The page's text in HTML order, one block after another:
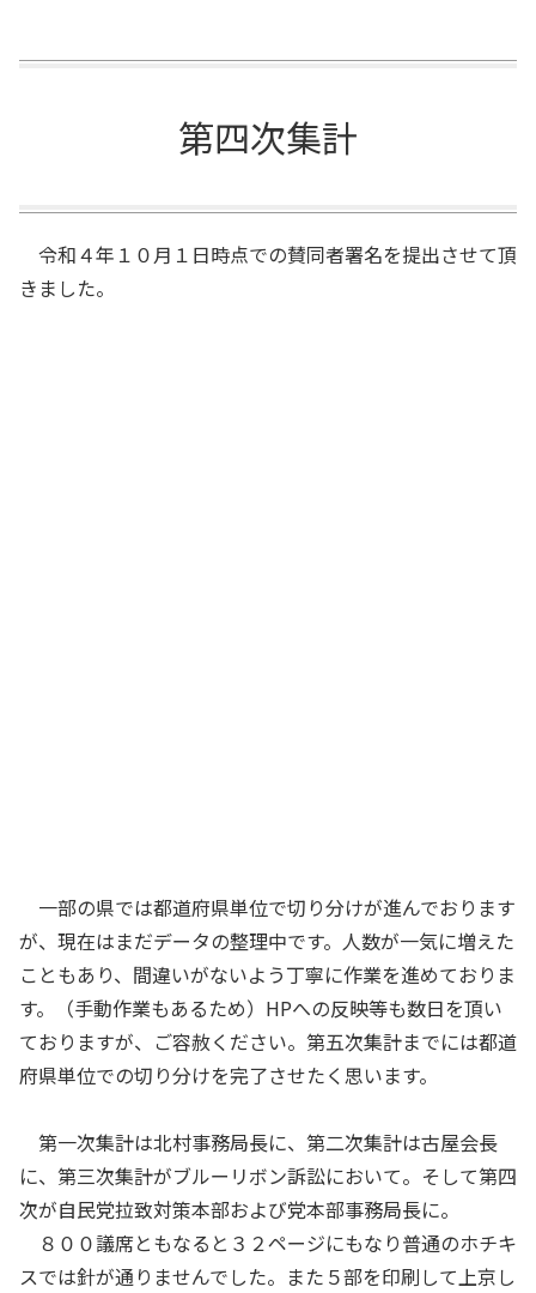
第四次集計
令和４年１０月１日時点での賛同者署名を提出させて頂
きました。
一部の県では都道府県単位で切り分けが進んでおります
が、現在はまだデータの整理中です。人数が一気に増えた
こともあり、間違いがないよう丁寧に作業を進めておりま
す。（手動作業もあるため）HPへの反映等も数日を頂い
ておりますが、ご容赦ください。第五次集計までには都道
府県単位での切り分けを完了させたく思います。
第一次集計は北村事務局長に、第二次集計は古屋会長
に、第三次集計がブルーリボン訴訟において。そして第四
次が自民党拉致対策本部および党本部事務局長に。
８００議席ともなると３２ページにもなり普通のホチキ
スでは針が通りませんでした。また５部を印刷して上京し